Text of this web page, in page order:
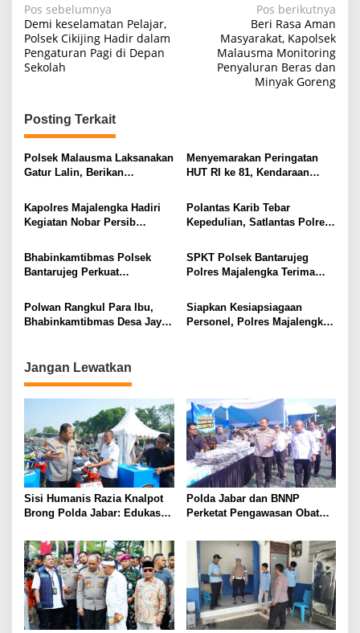
Navigasi
pos
Pos sebelumnya
Demi keselamatan Pelajar,
Polsek Cikijing Hadir dalam
Pengaturan Pagi di Depan
Sekolah
Pos berikutnya
Beri Rasa Aman
Masyarakat, Kapolsek
Malausma Monitoring
Penyaluran Beras dan
Minyak Goreng
Posting Terkait
Polsek Malausma Laksanakan
Gatur Lalin, Berikan
Bagi Pengguna Jalan
Menyemarakan Peringatan
HUT RI ke 81, Kendaraan
Dihiasi Merah Putih
Kapolres Majalengka Hadiri
Kegiatan Nobar Persib
Bersama Bupati dan Anggota
DPR RI
Polantas Karib Tebar
Kepedulian, Satlantas Polres
dan Jumat Berkah di Masjid
Jami At-Taqwa
Bhabinkamtibmas Polsek
Bantarujeg Perkuat
Masyarakat Melalui Sambang
Dialogis
SPKT Polsek Bantarujeg
Polres Majalengka Terima
Dokumen Warga
Polwan Rangkul Para Ibu,
Bhabinkamtibmas Desa Jayi
Siapkan Kesiapsiagaan
Personel, Polres Majalengka
Jangan Lewatkan
Sisi Humanis Razia Knalpot
Brong Polda Jabar: Edukasi
Knalpot Sukarela
Polda Jabar dan BNNP
Perketat Pengawasan Obat
Targetkan Jaringan Lintas
Provinsi